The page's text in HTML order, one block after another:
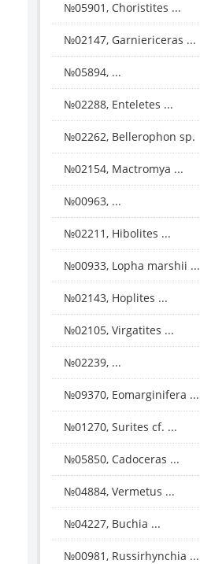
№05901, Choristites ...
№02147, Garniericeras ...
№05894, ...
№02288, Enteletes ...
№02262, Bellerophon sp.
№02154, Mactromya ...
№00963, ...
№02211, Hibolites ...
№00933, Lopha marshii ...
№02143, Hoplites ...
№02105, Virgatites ...
№02239, ...
№09370, Eomarginifera ...
№01270, Surites cf. ...
№05850, Cadoceras ...
№04884, Vermetus ...
№04227, Buchia ...
№00981, Russirhynchia ...